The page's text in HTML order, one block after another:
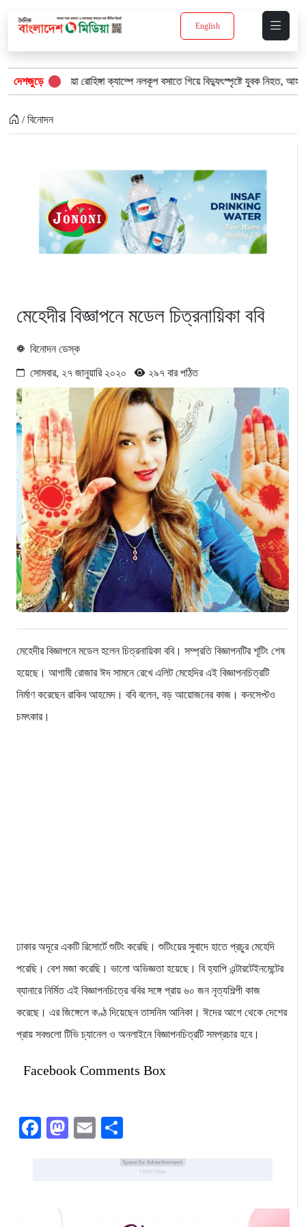
English
দেশজুড়ে
উখিয়া রোহিঙ্গা ক্যাম্পে নলকূপ বসাতে গিয়ে বিদ্যুৎস্পৃষ্টে যুবক নিহত, আহত ৩
/ বিনোদন
মেহেদীর বিজ্ঞাপনে মডেল চিত্রনায়িকা ববি
বিনোদন ডেস্ক
সোমবার, ২৭ জানুয়ারি ২০২০ ২৯৭ বার পঠিত
মেহেদীর বিজ্ঞাপনে মডেল হলেন চিত্রনায়িকা ববি। সম্প্রতি বিজ্ঞাপনটির শূটিং শেষ
হয়েছে। আগামী রোজার ঈদ সামনে রেখে এলিট মেহেদির এই বিজ্ঞাপনচিত্রটি
নির্মাণ করেছেন রাকিব আহমেদ। ববি বলেন, বড় আয়োজনের কাজ। কনসেপ্টও
চমৎকার।
ঢাকার অদূরে একটি রিসোর্টে শুটিং করেছি। শুটিংয়ের সুবাদে হাতে প্রচুর মেহেদি
পরেছি। বেশ মজা করেছি। ভালো অভিজ্ঞতা হয়েছে। বি হ্যাপি এন্টারটেইনমেন্টের
ব্যানারে নির্মিত এই বিজ্ঞাপনচিত্রে ববির সঙ্গে প্রায় ৬০ জন নৃত্যশিল্পী কাজ
করেছে। এর জিঙ্গেলে কণ্ঠ দিয়েছেন তাসনিম আনিকা। ঈদের আগে থেকে দেশের
প্রায় সবগুলো টিভি চ্যানেল ও অনলাইনে বিজ্ঞাপনচিত্রটি সমপ্রচার হবে।
Facebook Comments Box
Facebook
Mastodon
Email